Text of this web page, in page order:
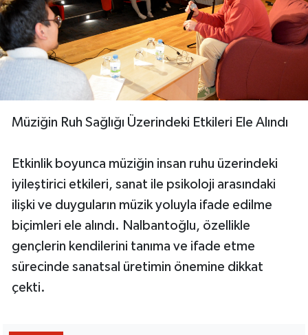
Müziğin Ruh Sağlığı Üzerindeki Etkileri Ele Alındı
Etkinlik boyunca müziğin insan ruhu üzerindeki
iyileştirici etkileri, sanat ile psikoloji arasındaki
ilişki ve duyguların müzik yoluyla ifade edilme
biçimleri ele alındı. Nalbantoğlu, özellikle
gençlerin kendilerini tanıma ve ifade etme
sürecinde sanatsal üretimin önemine dikkat
çekti.